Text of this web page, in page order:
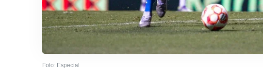
Foto: Especial